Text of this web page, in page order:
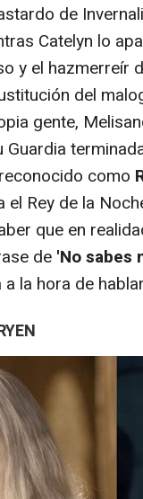
de
Catelyn lo
y el hazmerreír
del
gente,
como
el Rey de la
que en
de 'No sabes
la hora de